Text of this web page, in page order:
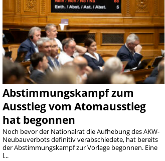
Abstimmungskampf zum
Ausstieg vom Atomausstieg
hat begonnen
Noch bevor der Nationalrat die Aufhebung des AKW-
Neubauverbots definitiv verabschiedete, hat bereits
der Abstimmungskampf zur Vorlage begonnen. Eine
l...